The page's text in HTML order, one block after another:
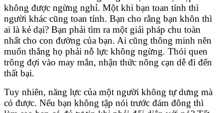
không được ngừng nghỉ. Một khi bạn toan tính thì
người khác cũng toan tính. Bạn cho rằng bạn khôn thì
ai là kẻ dại? Bạn phải tìm ra một giải pháp chu toàn
nhất cho con đường của bạn. Ai cũng thông minh nên
muốn thắng họ phải nỗ lực không ngừng. Thói quen
trông đợi vào may mắn, nhận thức nông cạn dễ đi đến
thất bại.
Tuy nhiên, năng lực của một người không tự dưng mà
có được. Nếu bạn không tập nói trước đám đông thì